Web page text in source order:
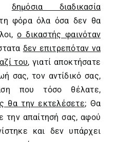
δημόσια διαδικασία
φόρα όλα όσα δεν θα
ο δικαστής φαινόταν
δεν επιτρεπόταν να
του, γιατί αποκτήσατε
σας, τον αντίδικό σας,
που τόσο θέλατε,
θα την εκτελέσετε; Θα
την απαίτησή σας, αφού
και δεν υπάρχει